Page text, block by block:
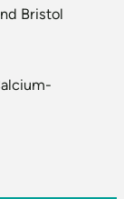
Bristol